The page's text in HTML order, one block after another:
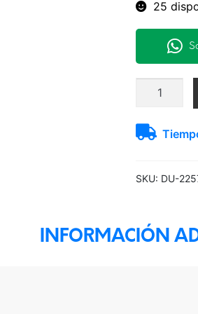
25
225/70R17
Dunlop
TL
BRA
cantidad
SKU: DU-
INFORMACIÓN